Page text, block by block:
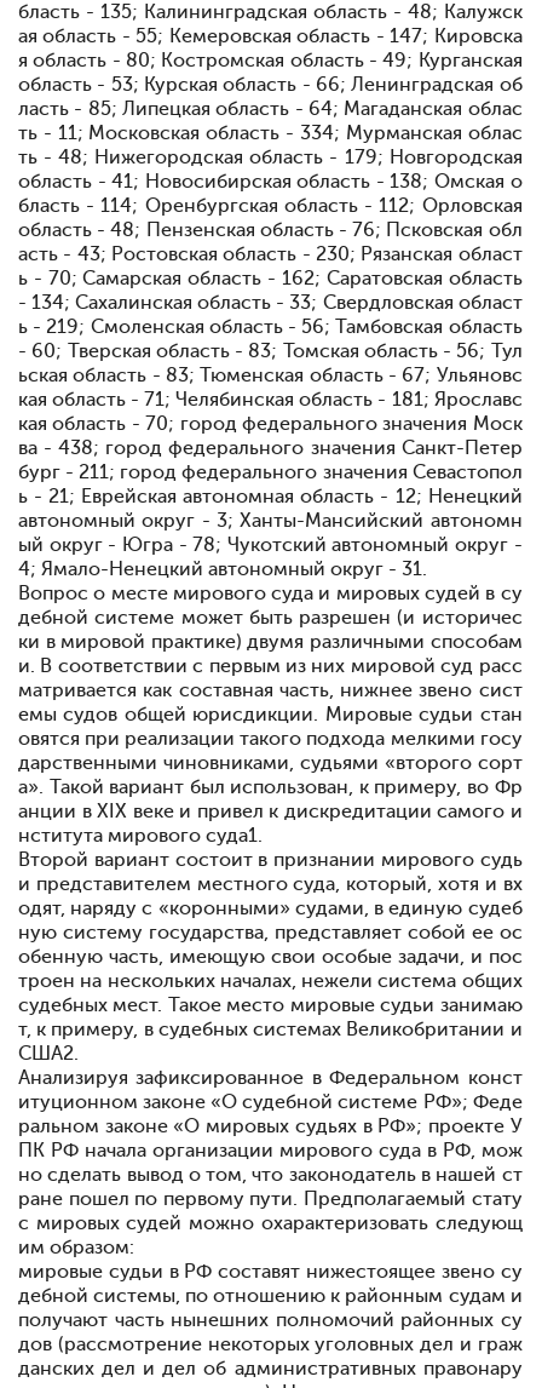
бласть - 135; Калининградская область - 48; Калужск
ая область - 55; Кемеровская область - 147; Кировска
я область - 80; Костромская область - 49; Курганская
область - 53; Курская область - 66; Ленинградская об
ласть - 85; Липецкая область - 64; Магаданская облас
ть - 11; Московская область - 334; Мурманская облас
ть - 48; Нижегородская область - 179; Новгородская
область - 41; Новосибирская область - 138; Омская о
бласть - 114; Оренбургская область - 112; Орловская
область - 48; Пензенская область - 76; Псковская обл
асть - 43; Ростовская область - 230; Рязанская област
ь - 70; Самарская область - 162; Саратовская область
- 134; Сахалинская область - 33; Свердловская област
ь - 219; Смоленская область - 56; Тамбовская область
- 60; Тверская область - 83; Томская область - 56; Тул
ьская область - 83; Тюменская область - 67; Ульяновс
кая область - 71; Челябинская область - 181; Ярославс
кая область - 70; город федерального значения Моск
ва - 438; город федерального значения Санкт-Петер
бург - 211; город федерального значения Севастопол
ь - 21; Еврейская автономная область - 12; Ненецкий
автономный округ - 3; Ханты-Мансийский автономн
ый округ - Югра - 78; Чукотский автономный округ -
4; Ямало-Ненецкий автономный округ - 31.
Вопрос о месте мирового суда и мировых судей в су
дебной системе может быть разрешен (и историчес
ки в мировой практике) двумя различными способам
и. В соответствии с первым из них мировой суд расс
матривается как составная часть, нижнее звено сист
емы судов общей юрисдикции. Мировые судьи стан
овятся при реализации такого подхода мелкими госу
дарственными чиновниками, судьями «второго сорт
а». Такой вариант был использован, к примеру, во Фр
анции в XIX веке и привел к дискредитации самого и
нститута мирового суда1.
Второй вариант состоит в признании мирового судь
и представителем местного суда, который, хотя и вх
одят, наряду с «коронными» судами, в единую судеб
ную систему государства, представляет собой ее ос
обенную часть, имеющую свои особые задачи, и пос
троен на нескольких началах, нежели система общих
судебных мест. Такое место мировые судьи занимаю
т, к примеру, в судебных системах Великобритании и
США2.
Анализируя зафиксированное в Федеральном конст
итуционном законе «О судебной системе РФ»; Феде
ральном законе «О мировых судьях в РФ»; проекте У
ПК РФ начала организации мирового суда в РФ, мож
но сделать вывод о том, что законодатель в нашей ст
ране пошел по первому пути. Предполагаемый стату
с мировых судей можно охарактеризовать следующ
им образом:
мировые судьи в РФ составят нижестоящее звено су
дебной системы, по отношению к районным судам и
получают часть нынешних полномочий районных су
дов (рассмотрение некоторых уголовных дел и граж
данских дел и дел об административных правонару